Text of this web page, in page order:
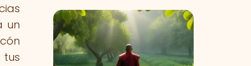
un